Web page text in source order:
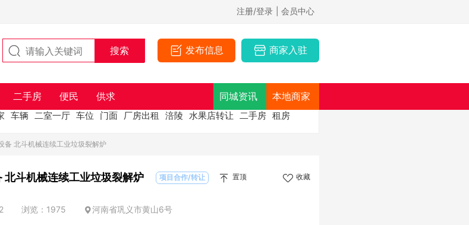
注册/登录 | 会员中心
发布信息 商家入驻
二手房 便民 供求 同城资讯 本地商家
车辆 二室一厅 车位 门面 厂房出租 涪陵 水果店转让 二手房 租房
备 北斗机械连续工业垃圾裂解炉
北斗机械连续工业垃圾裂解炉 项目合作/转让 置顶
收藏
浏览：1975 河南省巩义市黄山6号